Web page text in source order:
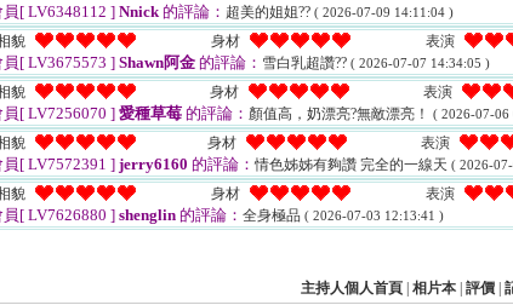
員[ LV6348112 ] Nnick的評論： 超美的姐姐?? ( 2026-07-09 14:11:04 )
貌 身材 表演
員[ LV3675573 ] Shawn阿金 的評論： 雪白乳超讚?? ( 2026-07-07 14:34:05 )
貌 身材 表演
員[ LV7256070 ] 愛種草莓 的評論： 顏值高，奶漂亮?無敵漂亮！ ( 2026-07-06
貌 身材 表演
員[ LV7572391 ] jerry6160 的評論：情色姊姊有夠讚 完全的一線天 ( 2026-
貌 身材 表演
員[ LV7626880 ] shenglin 的評論： 全身極品 ( 2026-07-03 12:13:41 )
主持人個人首頁 相片本 評價